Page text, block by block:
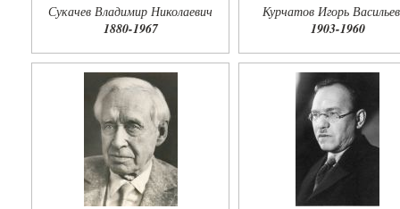
Сукачев Владимир Николаевич
1880-1967
Курчатов Игорь
1903-1960